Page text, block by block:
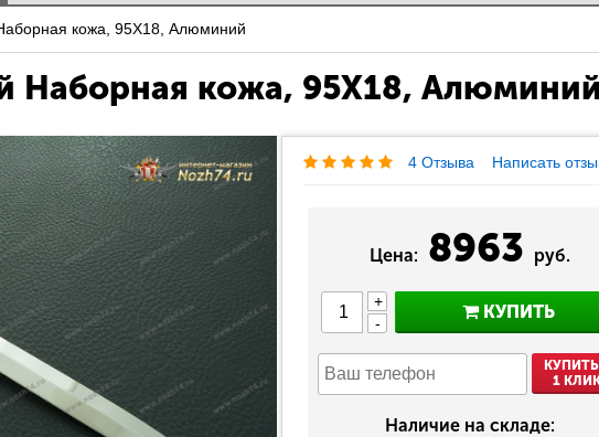
кожа, 95Х18, Алюминий
Наборная кожа, 95Х18, Алюминий
4 Отзыва Написать
Цена: 8963 руб.
+
-
КУПИТЬ
1
Наличие на складе: